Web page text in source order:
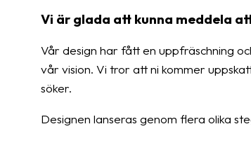
Vi är glada att kunna meddela
Vår design har fått en uppfräschning
vår vision. Vi tror att ni kommer
söker.
Designen lanseras genom flera olika